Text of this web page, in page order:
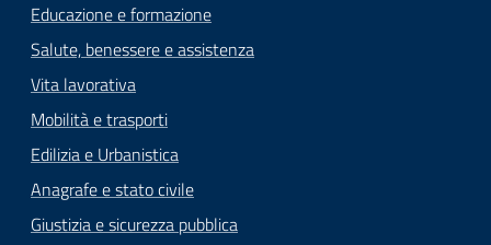
Educazione e formazione
Salute, benessere e assistenza
Vita lavorativa
Mobilità e trasporti
Edilizia e Urbanistica
Anagrafe e stato civile
Giustizia e sicurezza pubblica